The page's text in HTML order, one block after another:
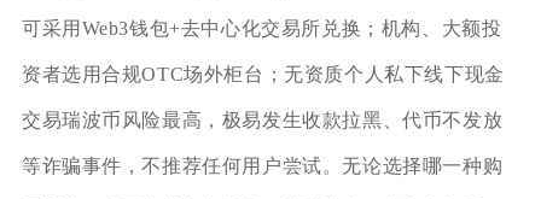
可采用Web3钱包+去中心化交易所兑换；机构、大额投
资者选用合规OTC场外柜台；无资质个人私下线下现金
交易瑞波币风险最高，极易发生收款拉黑、代币不发放
等诈骗事件，不推荐任何用户尝试。无论选择哪一种购